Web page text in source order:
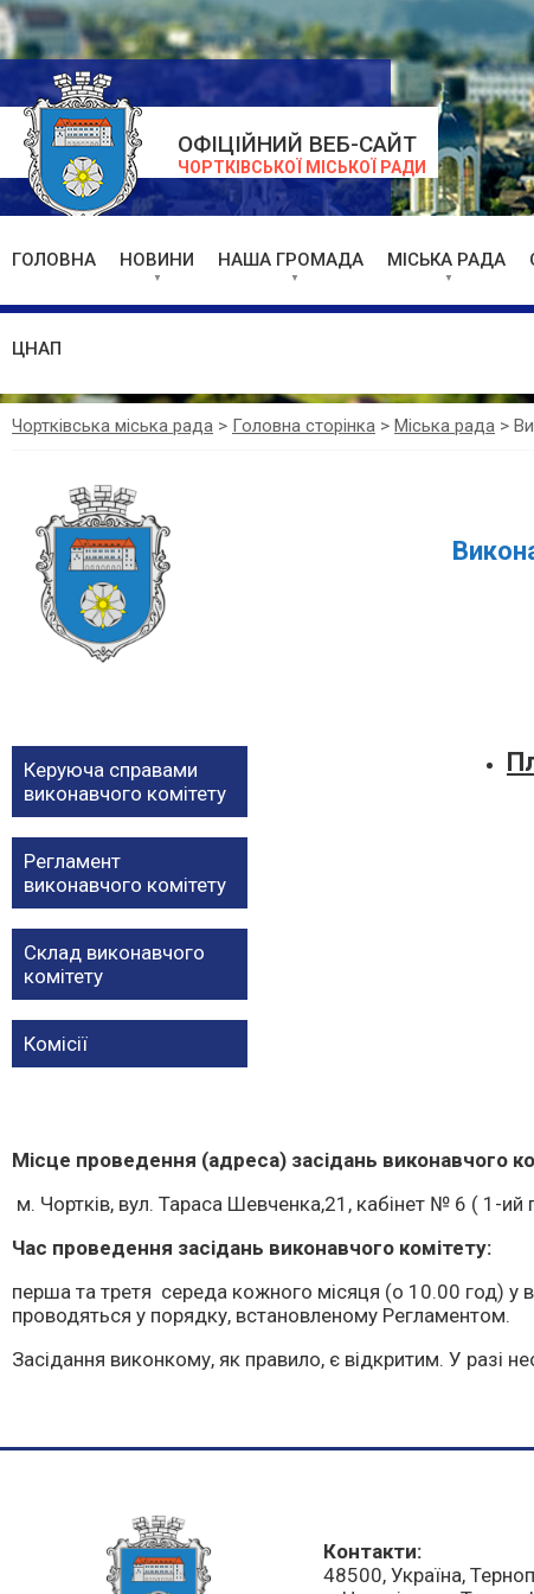
ОФІЦІЙНИЙ ВЕБ-САЙТ
ЧОРТКІВСЬКОЇ МІСЬКОЇ РАДИ
ГОЛОВНА НОВИНИ НАША ГРОМАДА МІСЬКА РАДА
ЦНАП
Чортківська міська рада > Головна сторінка > Міська рада >
Керуюча справами
виконавчого комітету
Регламент
виконавчого комітету
Склад виконавчого
комітету
Комісії
Місце проведення (адреса) засідань виконавчого
м. Чортків, вул. Тараса Шевченка,21, кабінет № 6 ( 1-
Час проведення засідань виконавчого комітету:
перша та третя середа кожного місяця (о 10.00 год) у
проводяться у порядку, встановленому Регламентом.
Засідання виконкому, як правило, є відкритим. У разі
Контакти:
48500, Україна,